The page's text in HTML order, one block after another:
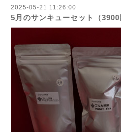
2025-05-21 11:26:00
5月のサンキューセット（3900